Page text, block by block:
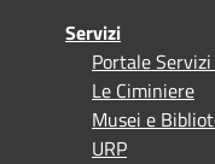
Servizi
Portale
Le Ciminiere
Musei e
URP